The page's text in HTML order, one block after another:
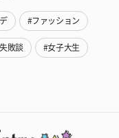
#ファッション
敗談 #女子大生